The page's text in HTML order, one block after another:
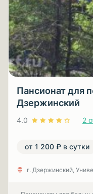
Пансионат для
Дзержинский
4.0 2
от 1 200 ₽ в сутки
г. Дзержинский,